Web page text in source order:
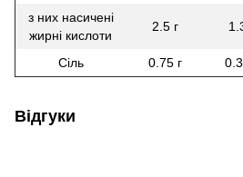
з них насичені
жирні кислоти
2.5 г
Сіль 0.75 г
Відгуки